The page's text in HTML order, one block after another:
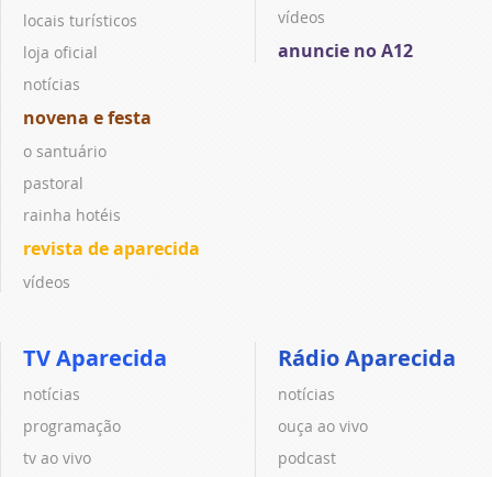
locais turísticos
loja oficial
notícias
novena e festa
o santuário
pastoral
rainha hotéis
revista de aparecida
vídeos
vídeos
anuncie no A12
TV Aparecida
notícias
programação
tv ao vivo
Rádio Aparecida
notícias
ouça ao vivo
podcast